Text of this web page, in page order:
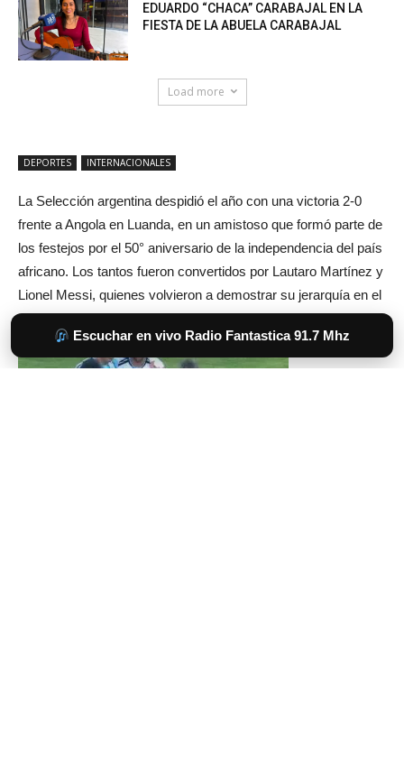
Escuchar en vivo Radio Fantastica 91.7 Mhz
EDUARDO “CHACA” CARABAJAL EN LA
FIESTA DE LA ABUELA CARABAJAL
Load more